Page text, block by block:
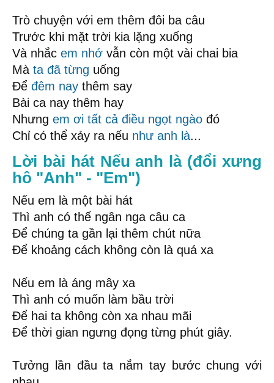
Trò chuyện với em thêm đôi ba câu
Trước khi mặt trời kia lặng xuống
Và nhắc em nhớ vẫn còn một vài chai bia
Mà ta đã từng uống
Để đêm nay thêm say
Bài ca nay thêm hay
Nhưng em ơi tất cả điều ngọt ngào đó
Chỉ có thể xảy ra nếu như anh là...
Lời bài hát Nếu anh là (đổi xưng
hô "Anh" - "Em")
Nếu em là một bài hát
Thì anh có thể ngân nga câu ca
Để chúng ta gần lại thêm chút nữa
Để khoảng cách không còn là quá xa
Nếu em là áng mây xa
Thì anh có muốn làm bầu trời
Để hai ta không còn xa nhau mãi
Để thời gian ngưng đọng từng phút giây.
Tưởng lần đầu ta nắm tay bước chung với